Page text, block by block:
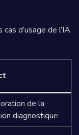
d’usage de l’IA
de la
diagnostique